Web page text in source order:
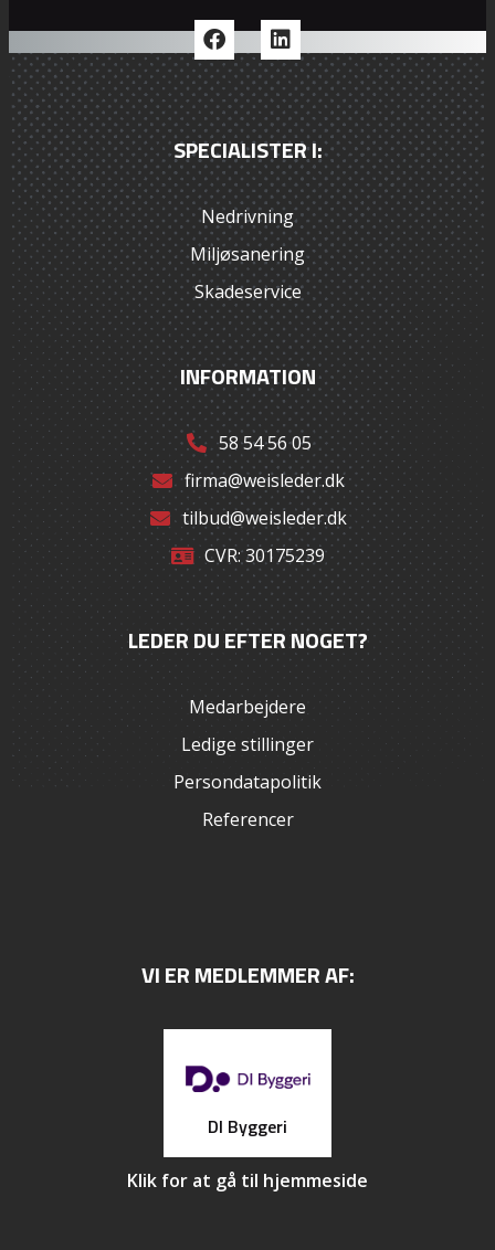
SPECIALISTER I:
Nedrivning
Miljøsanering
Skadeservice
INFORMATION
58 54 56 05
firma@weisleder.dk
tilbud@weisleder.dk
CVR: 30175239
LEDER DU EFTER NOGET?
Medarbejdere
Ledige stillinger
Persondatapolitik
Referencer
VI ER MEDLEMMER AF:
DI Byggeri
Klik for at gå til hjemmeside